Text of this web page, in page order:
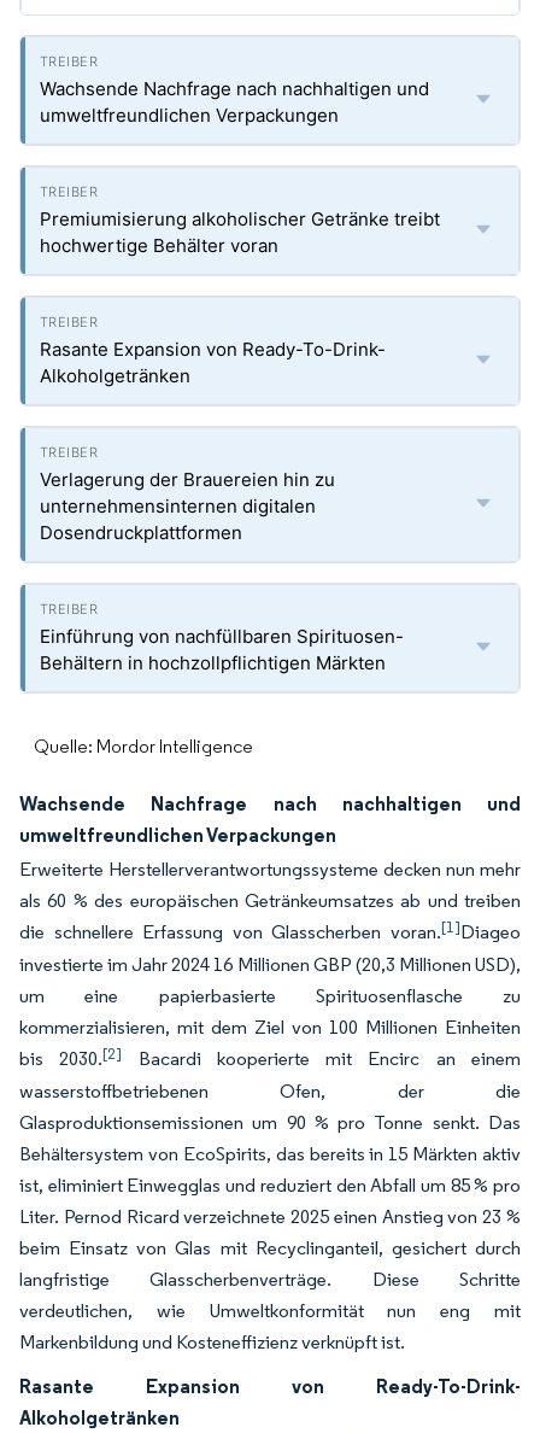
Wachsende Nachfrage nach nachhaltigen und
umweltfreundlichen Verpackungen
Premiumisierung alkoholischer Getränke treibt
hochwertige Behälter voran
Rasante Expansion von Ready-To-Drink-
Alkoholgetränken
Verlagerung der Brauereien hin zu
unternehmensinternen digitalen
Dosendruckplattformen
Einführung von nachfüllbaren Spirituosen-
Behältern in hochzollpflichtigen Märkten
Quelle: Mordor Intelligence
Wachsende Nachfrage nach nachhaltigen und
umweltfreundlichen Verpackungen
Erweiterte Herstellerverantwortungssysteme decken nun mehr
als 60 % des europäischen Getränkeumsatzes ab und treiben
die schnellere Erfassung von Glasscherben voran.[1]Diageo
investierte im Jahr 2024 16 Millionen GBP (20,3 Millionen USD),
um eine papierbasierte Spirituosenflasche zu
kommerzialisieren, mit dem Ziel von 100 Millionen Einheiten
bis 2030.[2]
Bacardi kooperierte mit Encirc an einem
wasserstoffbetriebenen Ofen, der die
Glasproduktionsemissionen um 90 % pro Tonne senkt. Das
Behältersystem von EcoSpirits, das bereits in 15 Märkten aktiv
ist, eliminiert Einwegglas und reduziert den Abfall um 85 % pro
Liter. Pernod Ricard verzeichnete 2025 einen Anstieg von 23 %
beim Einsatz von Glas mit Recyclinganteil, gesichert durch
langfristige Glasscherbenverträge. Diese Schritte
verdeutlichen, wie Umweltkonformität nun eng mit
Markenbildung und Kosteneffizienz verknüpft ist.
Rasante Expansion von Ready-To-Drink-
Alkoholgetränken